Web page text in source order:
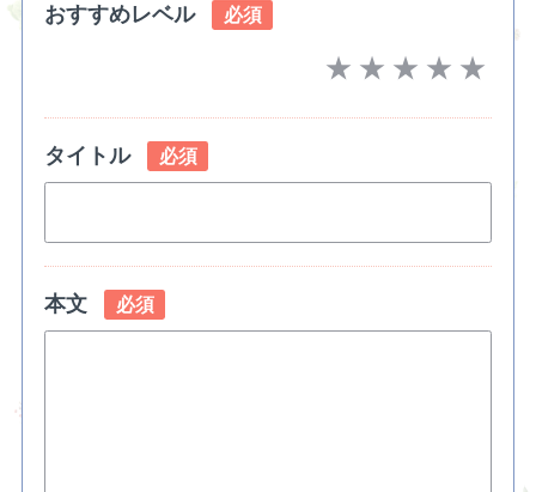
おすすめレベル 必須
★
★
★
★
★
タイトル 必須
本文 必須